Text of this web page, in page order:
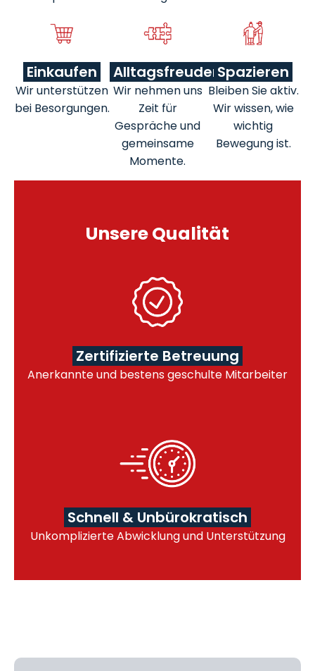
Einkaufen
Wir unterstützen
bei Besorgungen.
Alltagsfreuden
Wir nehmen uns
Zeit für
Gespräche und
gemeinsame
Momente.
Spazieren
Bleiben Sie aktiv.
Wir wissen, wie
wichtig
Bewegung ist.
Unsere Qualität
Zertifizierte Betreuung
Anerkannte und bestens geschulte Mitarbeiter
Schnell & Unbürokratisch
Unkomplizierte Abwicklung und Unterstützung